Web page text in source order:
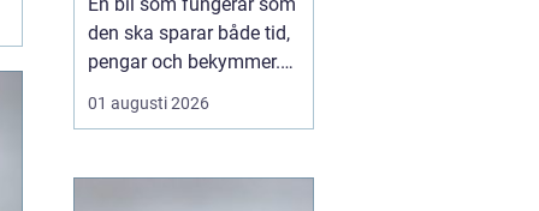
bilvardag
den ska sparar både tid,
pengar och bekymmer.
För många förare blir
servicefrågan ändå
tills en varningslampa
01 augusti 2026